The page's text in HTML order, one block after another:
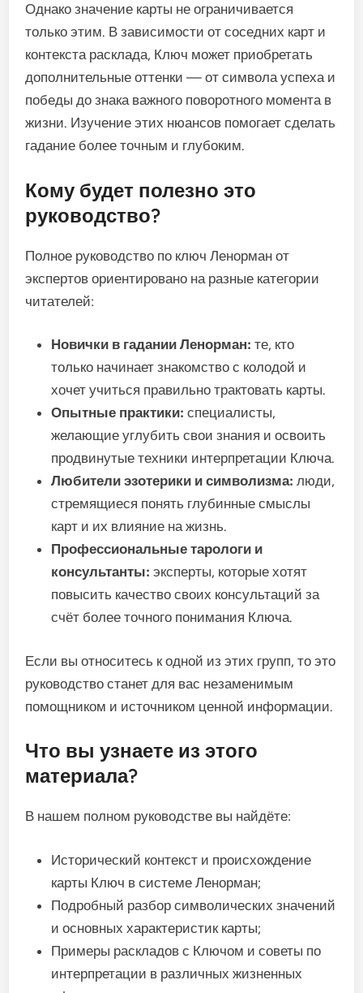
Однако значение карты не ограничивается
только этим. В зависимости от соседних карт и
контекста расклада, Ключ может приобретать
дополнительные оттенки — от символа успеха и
победы до знака важного поворотного момента в
жизни. Изучение этих нюансов помогает сделать
гадание более точным и глубоким.
Кому будет полезно это
руководство?
Полное руководство по ключ Ленорман от
экспертов ориентировано на разные категории
читателей:
Новички в гадании Ленорман: те, кто
только начинает знакомство с колодой и
хочет учиться правильно трактовать карты.
Опытные практики: специалисты,
желающие углубить свои знания и освоить
продвинутые техники интерпретации Ключа.
Любители эзотерики и символизма: люди,
стремящиеся понять глубинные смыслы
карт и их влияние на жизнь.
Профессиональные тарологи и
консультанты: эксперты, которые хотят
повысить качество своих консультаций за
счёт более точного понимания Ключа.
Если вы относитесь к одной из этих групп, то это
руководство станет для вас незаменимым
помощником и источником ценной информации.
Что вы узнаете из этого
материала?
В нашем полном руководстве вы найдёте:
Исторический контекст и происхождение
карты Ключ в системе Ленорман;
Подробный разбор символических значений
и основных характеристик карты;
Примеры раскладов с Ключом и советы по
интерпретации в различных жизненных